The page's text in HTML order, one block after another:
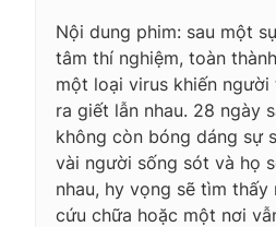
Nội dung phim: sau một
tâm thí nghiệm, toàn
một loại virus khiến
ra giết lẫn nhau. 28 ngày
không còn bóng dáng sự
vài người sống sót và họ
nhau, hy vọng sẽ tìm
cứu chữa hoặc một nơi